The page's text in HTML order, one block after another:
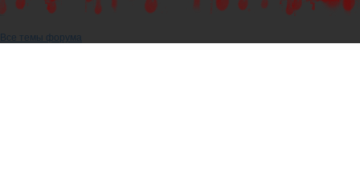
Все темы форума